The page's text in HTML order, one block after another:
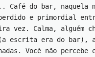
Café do bar, naquela
e primordial
vez. Calma, alguém
(a escrita era do bar),
Você não